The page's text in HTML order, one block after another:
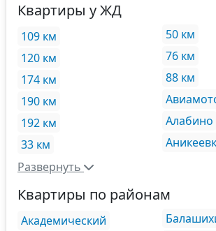
Квартиры у ЖД
109 км
120 км
174 км
190 км
192 км
33 км
50 км
76 км
88 км
Алабино
Развернуть
Квартиры по районам
Академический